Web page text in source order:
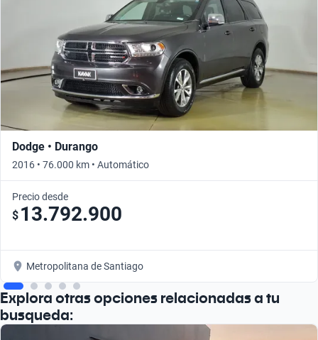
Dodge • Durango
2016 • 76.000 km • Automático
Precio desde
$ 13.792.900
Metropolitana de Santiago
Explora otras opciones relacionadas a tu
busqueda: